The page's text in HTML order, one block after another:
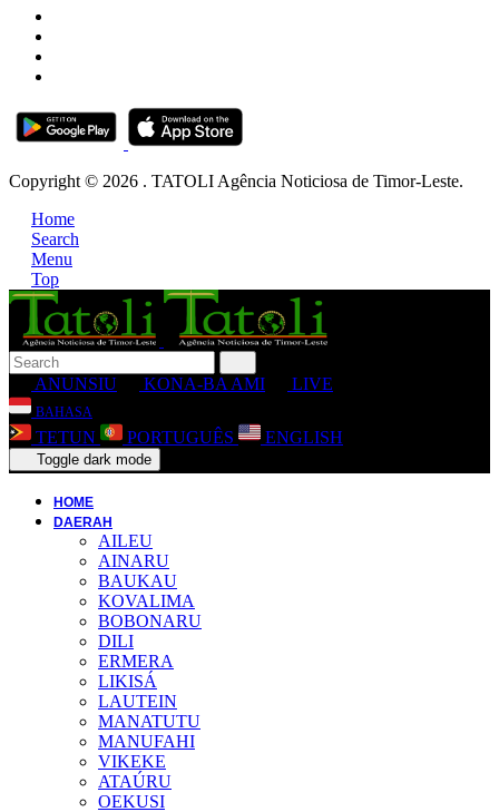
Copyright © 2026 . TATOLI Agência Noticiosa de Timor-Leste.
Home
Search
Menu
Top
ANUNSIU KONA-BA AMI LIVE
BAHASA
TETUN PORTUGUÊS ENGLISH
Toggle dark mode
HOME
DAERAH
AILEU
AINARU
BAUKAU
KOVALIMA
BOBONARU
DILI
ERMERA
LIKISÁ
LAUTEIN
MANATUTU
MANUFAHI
VIKEKE
ATAÚRU
OEKUSI